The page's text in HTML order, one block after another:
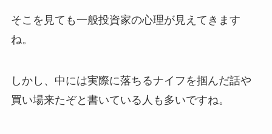
そこを見ても一般投資家の心理が見えてきます
ね。
しかし、中には実際に落ちるナイフを掴んだ話や
買い場来たぞと書いている人も多いですね。